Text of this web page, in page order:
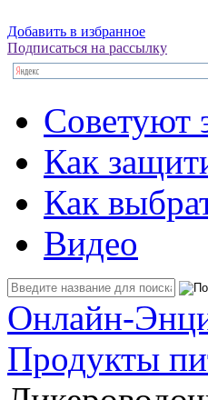
Добавить в избранное
Подписаться на рассылку
Советуют
Как
Как
Видео
Онлайн-
Продукты